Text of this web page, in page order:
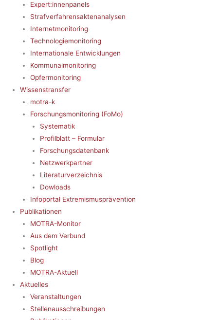
Expert:innenpanels
Strafverfahrensaktenanalysen
Internetmonitoring
Technologiemonitoring
Internationale Entwicklungen
Kommunalmonitoring
Opfermonitoring
Wissenstransfer
motra-k
Forschungsmonitoring (FoMo)
Systematik
Profilblatt – Formular
Forschungsdatenbank
Netzwerkpartner
Literaturverzeichnis
Dowloads
Infoportal Extremismusprävention
Publikationen
MOTRA-Monitor
Aus dem Verbund
Spotlight
Blog
MOTRA-Aktuell
Aktuelles
Veranstaltungen
Stellenausschreibungen